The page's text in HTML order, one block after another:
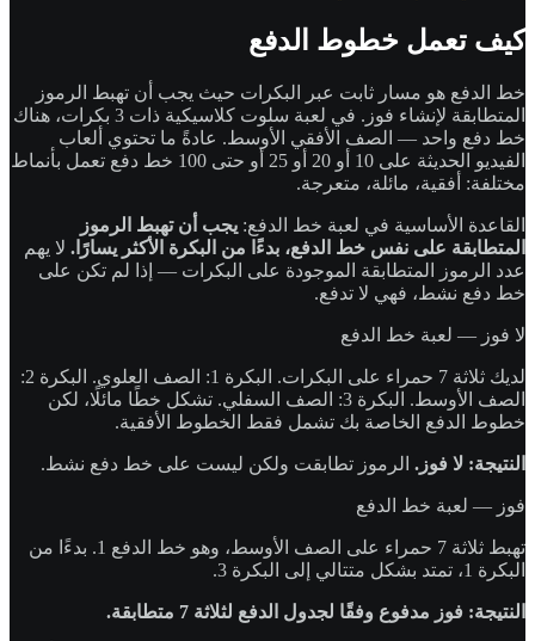
كيف تعمل خطوط الدفع
خط الدفع هو مسار ثابت عبر البكرات حيث يجب أن تهبط الرموز
المتطابقة لإنشاء فوز. في لعبة سلوت كلاسيكية ذات 3 بكرات، هناك
خط دفع واحد — الصف الأفقي الأوسط. عادةً ما تحتوي ألعاب
الفيديو الحديثة على 10 أو 20 أو 25 أو حتى 100 خط دفع تعمل بأنماط
مختلفة: أفقية، مائلة، متعرجة.
القاعدة الأساسية في لعبة خط الدفع: يجب أن تهبط الرموز
المتطابقة على نفس خط الدفع، بدءًا من البكرة الأكثر يسارًا. لا يهم
عدد الرموز المتطابقة الموجودة على البكرات — إذا لم تكن على
خط دفع نشط، فهي لا تدفع.
لا فوز — لعبة خط الدفع
لديك ثلاثة 7 حمراء على البكرات. البكرة 1: الصف العلوي. البكرة 2:
الصف الأوسط. البكرة 3: الصف السفلي. تشكل خطًا مائلًا، لكن
خطوط الدفع الخاصة بك تشمل فقط الخطوط الأفقية.
النتيجة: لا فوز. الرموز تطابقت ولكن ليست على خط دفع نشط.
فوز — لعبة خط الدفع
تهبط ثلاثة 7 حمراء على الصف الأوسط، وهو خط الدفع 1. بدءًا من
البكرة 1، تمتد بشكل متتالي إلى البكرة 3.
النتيجة: فوز مدفوع وفقًا لجدول الدفع لثلاثة 7 متطابقة.